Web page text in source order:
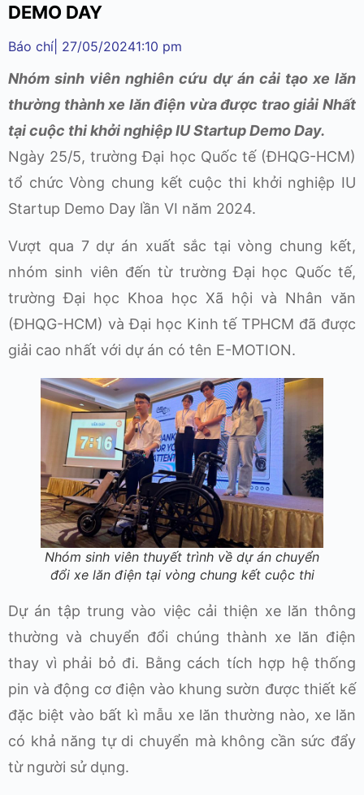
DEMO DAY
Báo chí 27/05/20241:10 pm
Nhóm sinh viên nghiên cứu dự án cải tạo xe lăn
thường thành xe lăn điện vừa được trao giải Nhất
tại cuộc thi khởi nghiệp IU Startup Demo Day.
Ngày 25/5, trường Đại học Quốc tế (ĐHQG-HCM)
tổ chức Vòng chung kết cuộc thi khởi nghiệp IU
Startup Demo Day lần VI năm 2024.
Vượt qua 7 dự án xuất sắc tại vòng chung kết,
nhóm sinh viên đến từ trường Đại học Quốc tế,
trường Đại học Khoa học Xã hội và Nhân văn
(ĐHQG-HCM) và Đại học Kinh tế TPHCM đã được
giải cao nhất với dự án có tên E-MOTION.
Nhóm sinh viên thuyết trình về dự án chuyển
đổi xe lăn điện tại vòng chung kết cuộc thi
Dự án tập trung vào việc cải thiện xe lăn thông
thường và chuyển đổi chúng thành xe lăn điện
thay vì phải bỏ đi. Bằng cách tích hợp hệ thống
pin và động cơ điện vào khung sườn được thiết kế
đặc biệt vào bất kì mẫu xe lăn thường nào, xe lăn
có khả năng tự di chuyển mà không cần sức đẩy
từ người sử dụng.